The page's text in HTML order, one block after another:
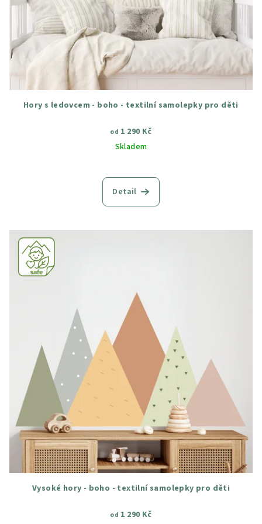
Hory s ledovcem - boho - textilní samolepky pro děti
od 1 290 Kč
Skladem
hodnocení
produktu
Detail
Vysoké hory - boho - textilní samolepky pro děti
od 1 290 Kč